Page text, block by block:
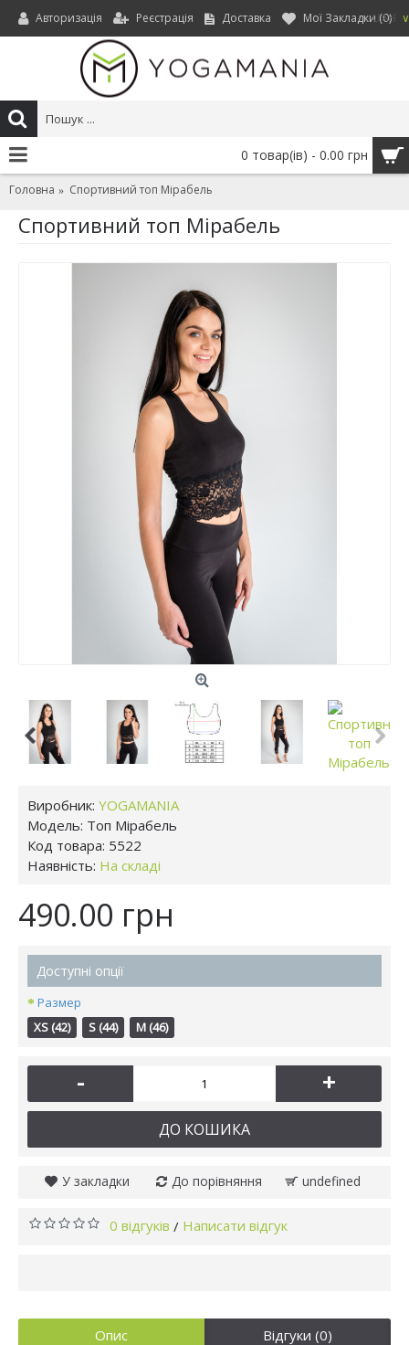
UAH ∨
Авторизація Реєстрація Доставка Мої Закладки (0)
0 товар(ів) - 0.00 грн
Головна Спортивний топ Мірабель
Спортивний топ Мірабель
Виробник: YOGAMANIA
Модель: Топ Мірабель
Код товара: 5522
Наявність: На складі
490.00 грн
Доступні опції
Размер
XS (42)
S (44) M (46)
- +
ДО КОШИКА
У закладки До порівняння undefined
0 відгуків / Написати відгук
Опис Відгуки (0)